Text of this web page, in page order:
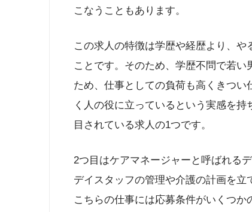
こなうこともあります。
この求人の特徴は学歴や経歴より、
ことです。そのため、学歴不問で若
ため、仕事としての負荷も高くきつ
く人の役に立っているという実感を
目されている求人の1つです。
2つ目はケアマネージャーと呼ばれる
デイスタッフの管理や介護の計画を
こちらの仕事には応募条件がいくつ